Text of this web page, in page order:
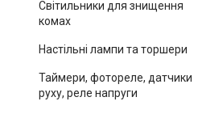
Світильники для знищення
комах
Настільні лампи та торшери
Таймери, фотореле, датчики
руху, реле напруги